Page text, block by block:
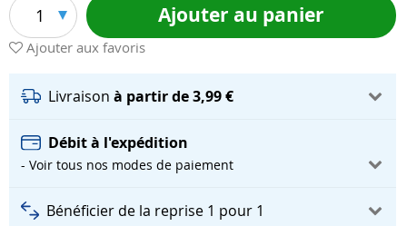
1 Ajouter au panier
Ajouter aux favoris
Livraison à partir de 3,99 €
Débit à l'expédition
- Voir tous nos modes de paiement
Bénéficier de la reprise 1 pour 1